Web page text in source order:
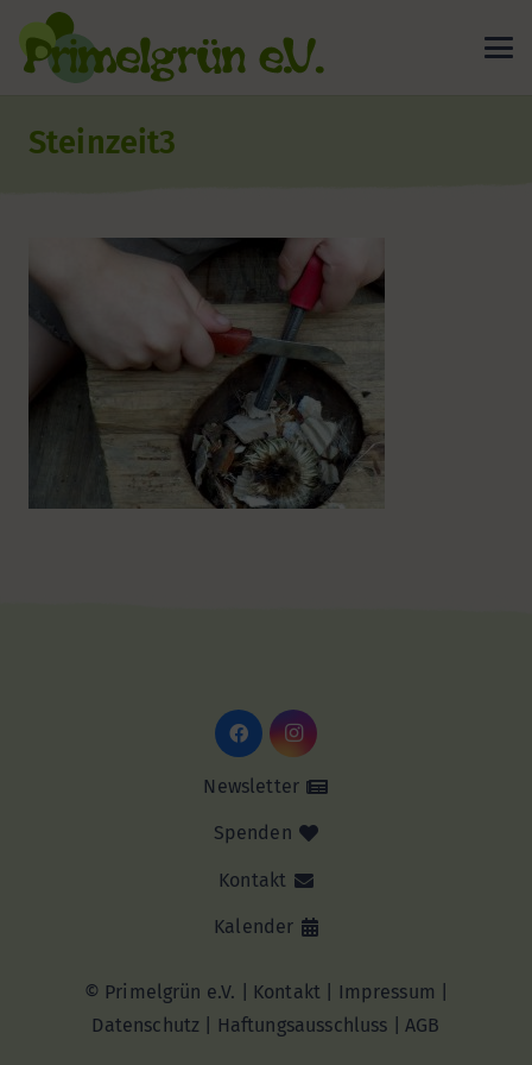
Steinzeit3
Newsletter
Spenden
Kontakt
Kalender
© Primelgrün e.V. | Kontakt Impressum
Datenschutz
Haftungsausschluss |AGB